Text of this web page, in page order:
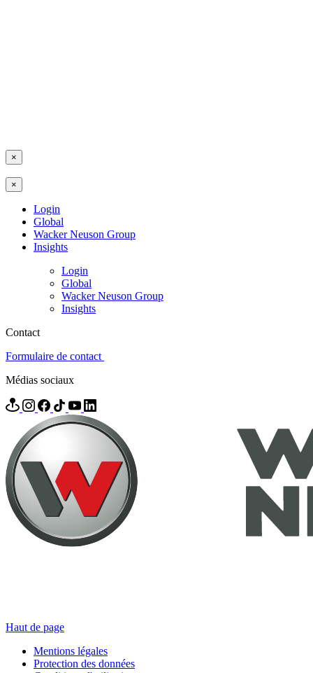
×
×
Login
Global
Wacker Neuson Group
Insights
Login
Global
Wacker Neuson Group
Insights
Contact
Formulaire de contact
Médias sociaux
Haut de page
Mentions légales
Protection des données